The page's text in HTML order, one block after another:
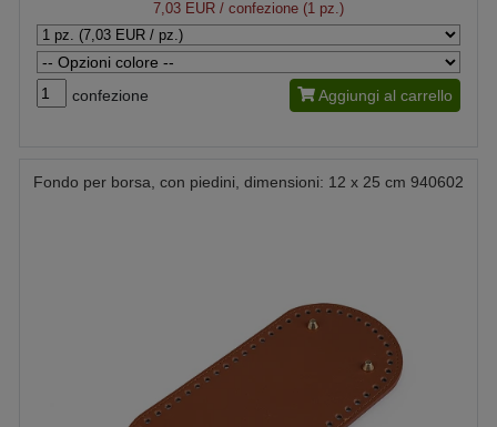
7,03 EUR / confezione (1 pz.)
confezione Aggiungi al carrello
Fondo per borsa, con piedini, dimensioni: 12 x 25 cm 940602